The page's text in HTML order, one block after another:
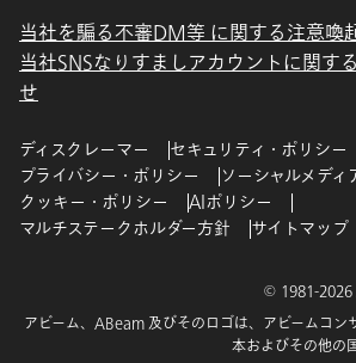
当社を騙る不審DM等 に関する注意喚
当社SNSなりすましアカウントに関す
せ
ディスクレーマー
セキュリティ・ポリシー
プライバシー・ポリシー
ソーシャルメディ
クッキー・ポリシー
AIポリシー
マルチステークホルダー方針
サイトマップ
© 1981-2026
アビーム、ABeam 及びそのロゴは、アビームコン
本およびその他の